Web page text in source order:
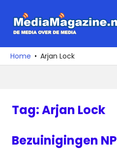
naar
media
over
Home Arjan Lock
Tag:Arjan Lock
Bezuinigingen